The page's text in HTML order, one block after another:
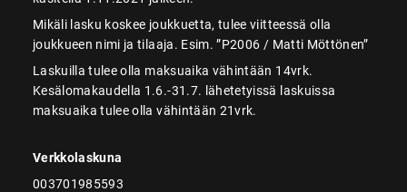
Mikäli lasku koskee joukkuetta, tulee viitteessä olla
joukkueen nimi ja tilaaja. Esim. ”P2006 / Matti Möttönen”
Laskuilla tulee olla maksuaika vähintään 14vrk.
Kesälomakaudella 1.6.-31.7. lähetetyissä laskuissa
maksuaika tulee olla vähintään 21vrk.
Verkkolaskuna
003701985593